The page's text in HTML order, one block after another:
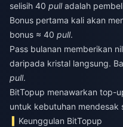
selisih 40 pulladalah
Bonus pertama kali akan
bonus ≈ 40 pull.
Pass bulanan memberikan
daripada kristal langsung.
pull.
BitTopup menawarkan top-
untuk kebutuhan mendesak
Keunggulan BitTopup